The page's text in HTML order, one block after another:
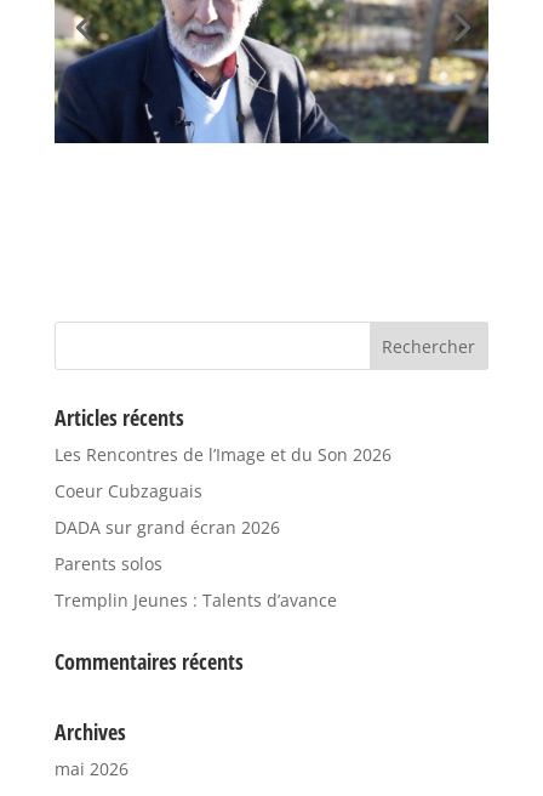
Articles récents
Les Rencontres de l’Image et du Son 2026
Coeur Cubzaguais
DADA sur grand écran 2026
Parents solos
Tremplin Jeunes : Talents d’avance
Commentaires récents
Archives
mai 2026